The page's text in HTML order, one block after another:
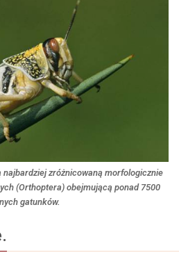
najbardziej zróżnicowaną morfologicznie
(Orthoptera)obejmującą ponad 7500
gatunków.